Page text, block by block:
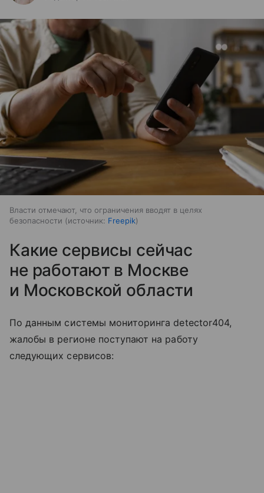
Власти отмечают, что ограничения вводят в целях
безопасности
источник: Freepik
Какие сервисы сейчас
не работают в Москве
и Московской области
По данным системы мониторинга detector404,
жалобы в регионе поступают на работу
следующих сервисов: